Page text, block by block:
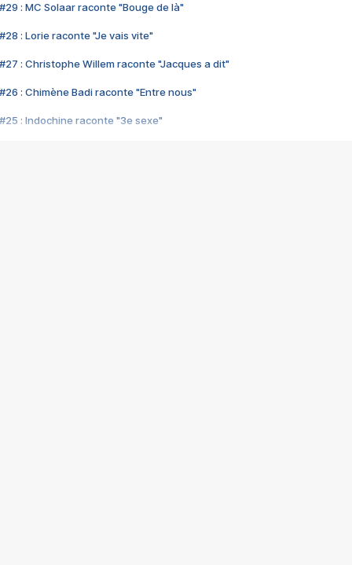
#29 : MC Solaar raconte "Bouge de là"
#28 : Lorie raconte "Je vais vite"
#27 : Christophe Willem raconte "Jacques a dit"
#26 : Chimène Badi raconte "Entre nous"
#25 : Indochine raconte "3e sexe"